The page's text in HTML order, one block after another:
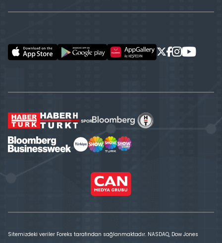
Sitemizdeki veriler Foreks tarafından sağlanmaktadır. NASDAQ, Dow Jones